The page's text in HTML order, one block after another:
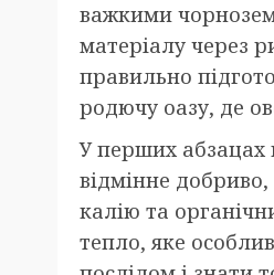
важкими
матеріалу через
правильно
родючу оазу, де
У перших абзацах
відмінне добриво,
калію та
тепло, яке